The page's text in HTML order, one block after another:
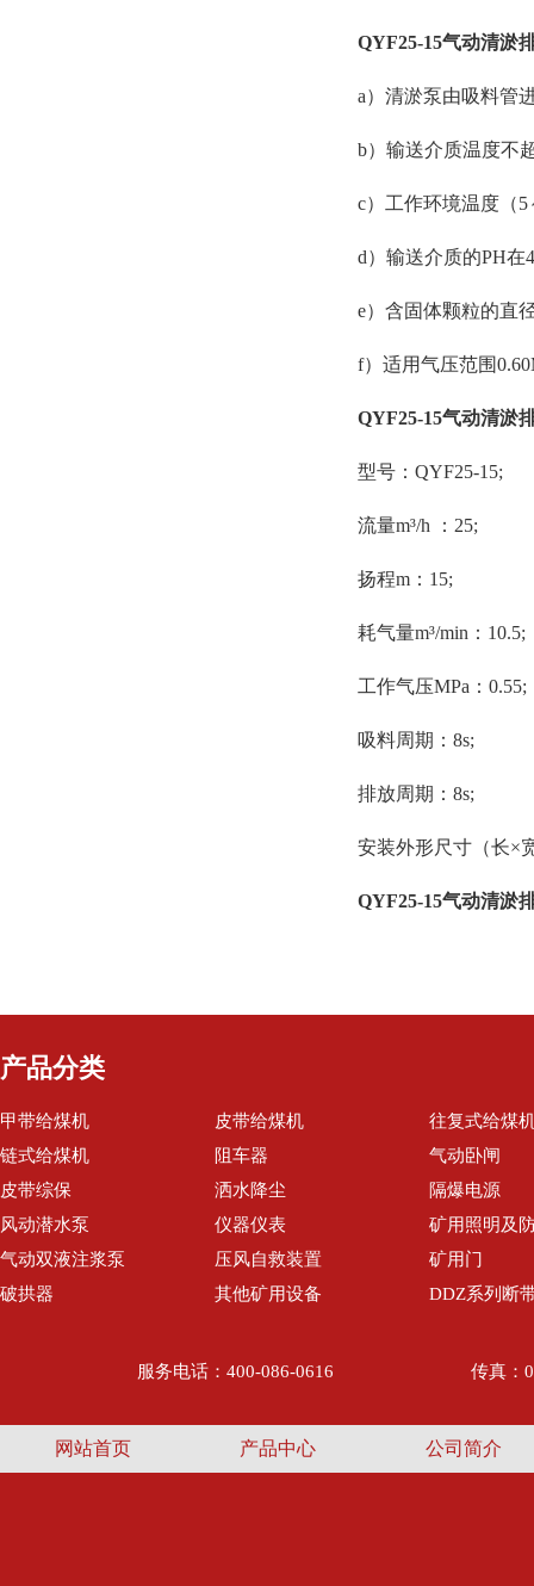
QYF25-15气动清淤
a）清淤泵由吸料管
b）输送介质温度不
c）工作环境温度（
d）输送介质的PH在
e）含固体颗粒的直
f）适用气压范围
QYF25-15气动清淤
型号：QYF25-15;
流量m³/h ：25;
扬程m：15;
耗气量m³/min：10.5;
工作气压MPa：0.55;
吸料周期：8s;
排放周期：8s;
安装外形尺寸（长×
QYF25-15气动清淤
产品分类
甲带给煤机 皮带给煤机
往复式给煤
链式给煤机
阻车器
气动卧闸
皮带综保
洒水降尘
隔爆电源
风动潜水泵
仪器仪表
矿用照明及
气动双液注浆泵
压风自救装置
矿用门
破拱器
其他矿用设备 DDZ系列断
服务电话：400-086-0616 传真：
网站首页 产品中心 公司简介